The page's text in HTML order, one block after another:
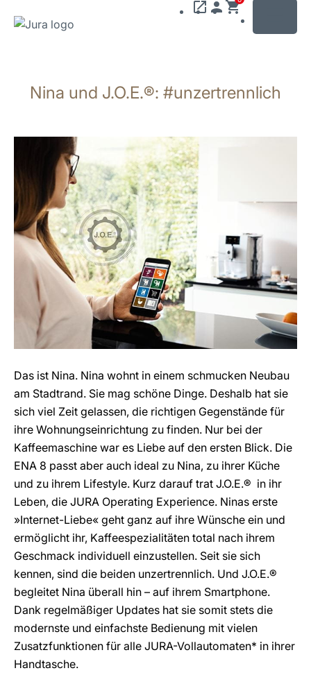
wechseln
wechseln
Nina und J.O.E.®: #unzertrennlich
Das ist Nina. Nina wohnt in einem schmucken Neubau
am Stadtrand. Sie mag schöne Dinge. Deshalb hat sie
sich viel Zeit gelassen, die richtigen Gegenstände für
ihre Wohnungseinrichtung zu finden. Nur bei der
Kaffeemaschine war es Liebe auf den ersten Blick. Die
ENA 8 passt aber auch ideal zu Nina, zu ihrer Küche
und zu ihrem Lifestyle. Kurz darauf trat J.O.E.® in ihr
Leben, die JURA Operating Experience. Ninas erste
»Internet-Liebe« geht ganz auf ihre Wünsche ein und
ermöglicht ihr, Kaffeespezialitäten total nach ihrem
Geschmack individuell einzustellen. Seit sie sich
kennen, sind die beiden unzertrennlich. Und J.O.E.®
begleitet Nina überall hin – auf ihrem Smartphone.
Dank regelmäßiger Updates hat sie somit stets die
modernste und einfachste Bedienung mit vielen
Zusatzfunktionen für alle JURA-Vollautomaten* in ihrer
Handtasche.